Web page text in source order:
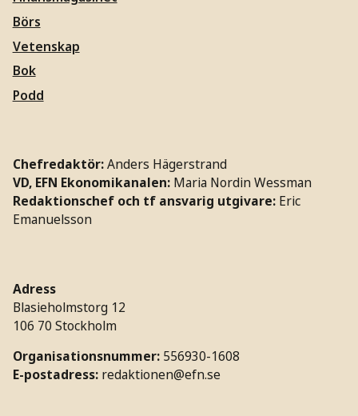
Börs
Vetenskap
Bok
Podd
Chefredaktör:Anders Hägerstrand
VD, EFN Ekonomikanalen: Maria Nordin Wessman
Redaktionschef och tf ansvarig utgivare: Eric
Emanuelsson
Adress
Blasieholmstorg 12
106 70 Stockholm
Organisationsnummer: 556930-1608
E-postadress: redaktionen@efn.se